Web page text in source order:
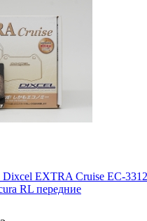
EXTRA Cruise EC-
RL передние